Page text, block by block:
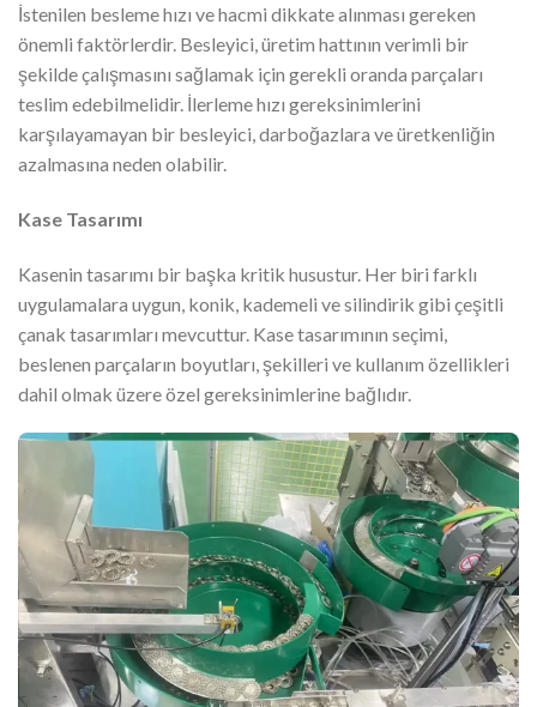
İstenilen besleme hızı ve hacmi dikkate alınması gereken
önemli faktörlerdir. Besleyici, üretim hattının verimli bir
şekilde çalışmasını sağlamak için gerekli oranda parçaları
teslim edebilmelidir. İlerleme hızı gereksinimlerini
karşılayamayan bir besleyici, darboğazlara ve üretkenliğin
azalmasına neden olabilir.
Kase Tasarımı
Kasenin tasarımı bir başka kritik husustur. Her biri farklı
uygulamalara uygun, konik, kademeli ve silindirik gibi çeşitli
çanak tasarımları mevcuttur. Kase tasarımının seçimi,
beslenen parçaların boyutları, şekilleri ve kullanım özellikleri
dahil olmak üzere özel gereksinimlerine bağlıdır.